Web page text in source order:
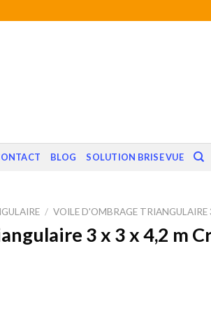
BLOG SOLUTION BRISE VUE
/ VOILE D'OMBRAGE
3 x 3 x 4,2 m